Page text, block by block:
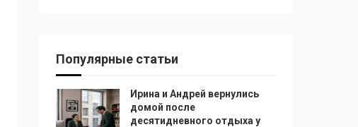
Популярные статьи
Ирина и Андрей вернулись
домой после
десятидневного отдыха у